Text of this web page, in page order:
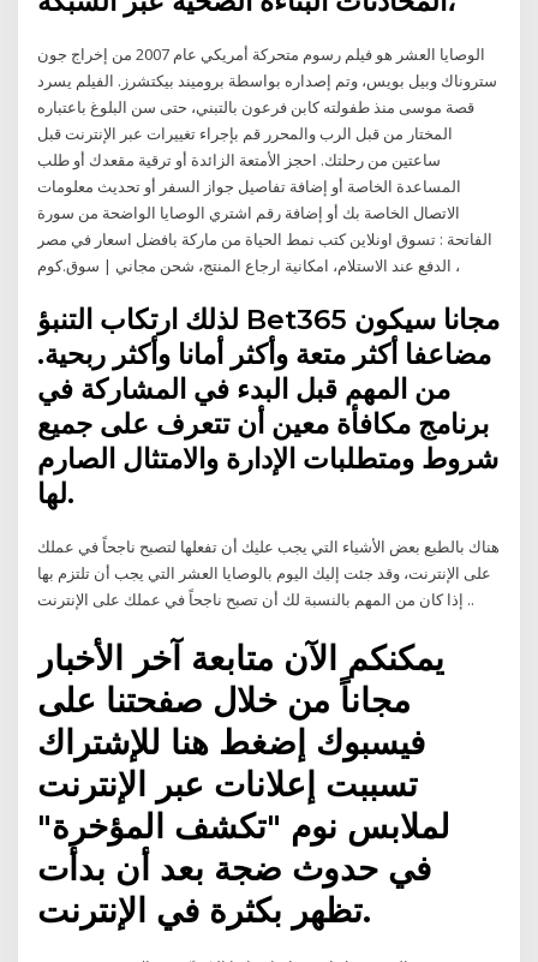
الوصايا العشر هو فيلم رسوم متحركة أمريكي عام 2007 من إخراج جون
ستروناك وبيل بويس، وتم إصداره بواسطة بروميند بيكتشرز. الفيلم يسرد
قصة موسى منذ طفولته كابن فرعون بالتبني، حتى سن البلوغ باعتباره
المختار من قبل الرب والمحرر قم بإجراء تغييرات عبر الإنترنت قبل
ساعتين من رحلتك. احجز الأمتعة الزائدة أو ترقية مقعدك أو طلب
المساعدة الخاصة أو إضافة تفاصيل جواز السفر أو تحديث معلومات
الاتصال الخاصة بك أو إضافة رقم اشتري الوصايا الواضحة من سورة
الفاتحة : تسوق اونلاين كتب نمط الحياة من ماركة بافضل اسعار في مصر
، الدفع عند الاستلام، امكانية ارجاع المنتج، شحن مجاني | سوق.كوم
لذلك ارتكاب التنبؤ Bet365 مجانا سيكون
مضاعفا أكثر متعة وأكثر أمانا وأكثر ربحية.
من المهم قبل البدء في المشاركة في
برنامج مكافأة معين أن تتعرف على جميع
شروط ومتطلبات الإدارة والامتثال الصارم
لها.
هناك بالطبع بعض الأشياء التي يجب عليك أن تفعلها لتصبح ناجحاً في عملك
على الإنترنت، وقد جئت إليك اليوم بالوصايا العشر التي يجب أن تلتزم بها
إذا كان من المهم بالنسبة لك أن تصبح ناجحاً في عملك على الإنترنت ..
يمكنكم الآن متابعة آخر الأخبار
مجاناً من خلال صفحتنا على
فيسبوك إضغط هنا للإشتراك
تسببت إعلانات عبر الإنترنت
لملابس نوم "تكشف المؤخرة"
في حدوث ضجة بعد أن بدأت
تظهر بكثرة في الإنترنت.